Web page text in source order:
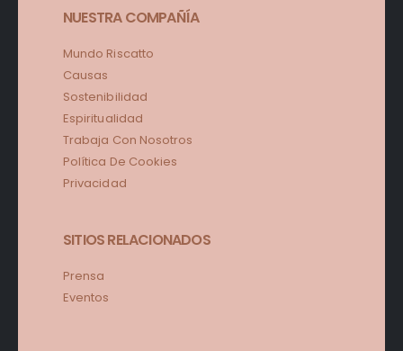
NUESTRA COMPAÑÍA
Mundo Riscatto
Causas
Sostenibilidad
Espiritualidad
Trabaja Con Nosotros
Política De Cookies
Privacidad
SITIOS RELACIONADOS
Prensa
Eventos